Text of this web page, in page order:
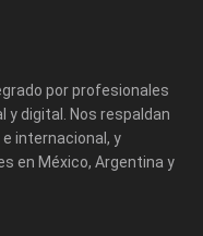
por profesionales
y digital. Nos respaldan
internacional, y
en México, Argentina y